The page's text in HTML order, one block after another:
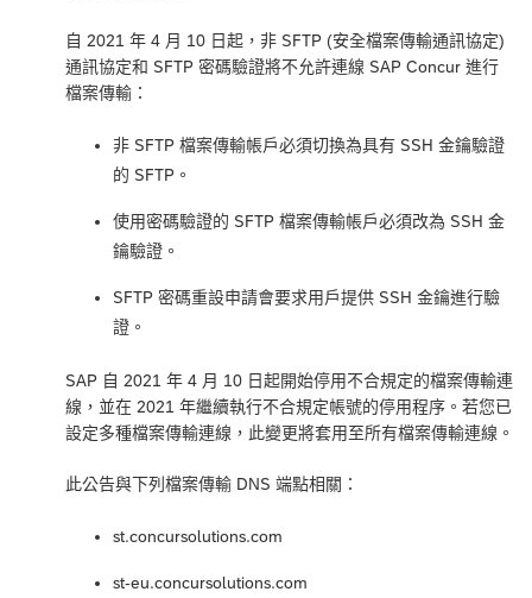
自 2021 年 4 月 10 日起，非 SFTP (安全檔案傳輸通訊協定)
通訊協定和 SFTP 密碼驗證將不允許連線 SAP Concur 進行
檔案傳輸：
非 SFTP 檔案傳輸帳戶必須切換為具有 SSH 金鑰驗證
的 SFTP。
使用密碼驗證的 SFTP 檔案傳輸帳戶必須改為 SSH 金
鑰驗證。
SFTP 密碼重設申請會要求用戶提供 SSH 金鑰進行驗
證。
SAP 自 2021 年 4 月 10 日起開始停用不合規定的檔案傳輸連
線，並在 2021 年繼續執行不合規定帳號的停用程序。若您已
設定多種檔案傳輸連線，此變更將套用至所有檔案傳輸連線。
此公告與下列檔案傳輸 DNS 端點相關：
st.concursolutions.com
st-eu.concursolutions.com